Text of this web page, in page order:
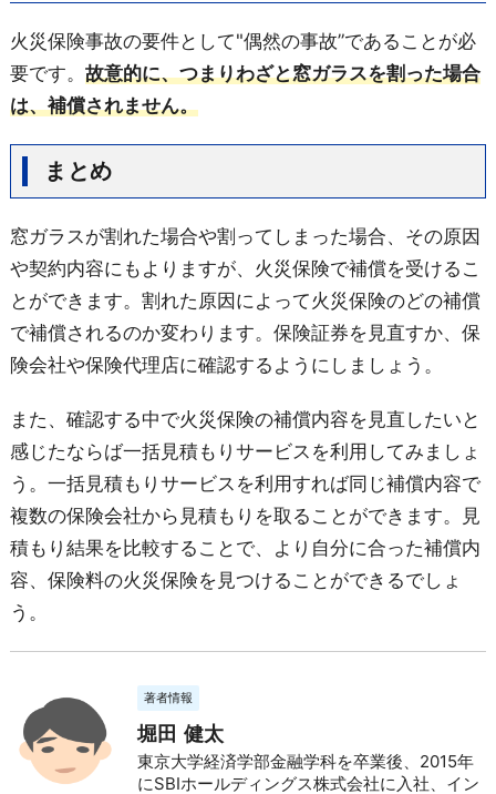
火災保険事故の要件として"偶然の事故”であることが必
要です。 故意的に、つまりわざと窓ガラスを割った場合
は、補償されません。
まとめ
窓ガラスが割れた場合や割ってしまった場合、その原因
や契約内容にもよりますが、火災保険で補償を受けるこ
とができます。割れた原因によって火災保険のどの補償
で補償されるのか変わります。保険証券を見直すか、保
険会社や保険代理店に確認するようにしましょう。
また、確認する中で火災保険の補償内容を見直したいと
感じたならば一括見積もりサービスを利用してみましょ
う。一括見積もりサービスを利用すれば同じ補償内容で
複数の保険会社から見積もりを取ることができます。見
積もり結果を比較することで、より自分に合った補償内
容、保険料の火災保険を見つけることができるでしょ
う。
著者情報
堀田 健太
東京大学経済学部金融学科を卒業後、2015年
にSBIホールディングス株式会社に入社、イン